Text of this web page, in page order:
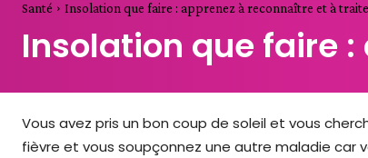
Santé Insolation que faire : apprenez à reconnaître et à
Insolation que faire
Vous avez pris un bon coup de soleil et vous
fièvre et vous soupçonnez une autre maladie car